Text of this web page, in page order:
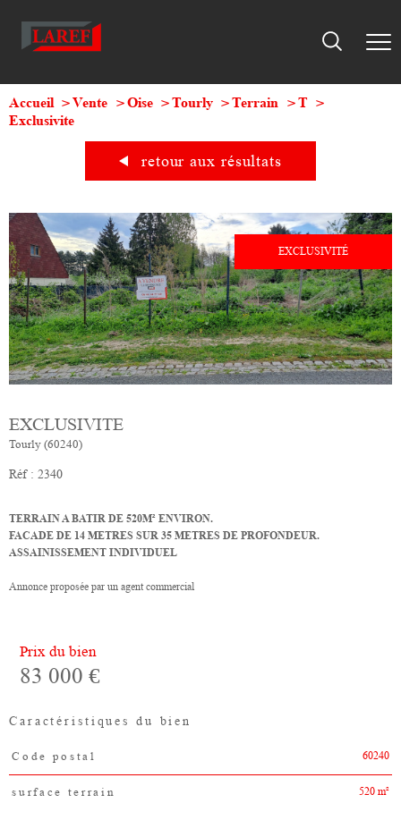
Accueil Vente Oise Tourly Terrain
T
Exclusivite
retour aux résultats
EXCLUSIVITÉ
EXCLUSIVITE
Tourly (60240)
Réf : 2340
TERRAIN A BATIR DE 520M² ENVIRON.
FACADE DE 14 METRES SUR 35 METRES DE PROFONDEUR.
ASSAINISSEMENT INDIVIDUEL
Annonce proposée par un agent commercial
Prix du bien
83 000 €
Caractéristiques du bien
Caractéristiques Valeurs
Code postal 60240
surface terrain 520 m²